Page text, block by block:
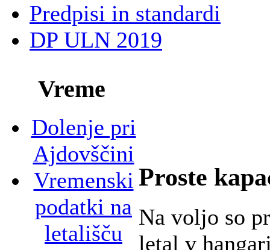
Predpisi in standardi
DP ULN 2019
Vreme
Dolenje pri
Ajdovščini
Vremenski
podatki na
letališču
Proste
Na voljo so
letal v